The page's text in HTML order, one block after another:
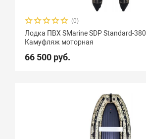
(0)
Лодка ПВХ SMarine SDP Standard-380
Камуфляж моторная
66 500 руб.